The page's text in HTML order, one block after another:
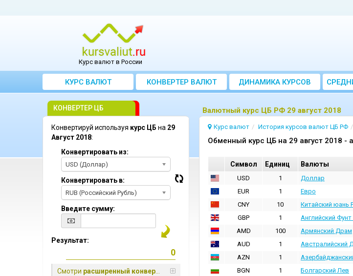
Курс валют в России
КУРС ВАЛЮТ КОНВЕРТЕР ВАЛЮТ ДИНАМИКА КУРСОВ
Bалютный курс ЦБ РФ 29 август 2018
Курс валют История курсов валют ЦБ РФ
Oбменный курс ЦБ на 29 август 2018 -
Cимвол Единиц Валюты
USD 1 Доллар
EUR
1 Евро
CNY
10 Китайский юань
GBP
1 Английский
AMD
100 Армянский Драм
AUD
1 Австралийский
AZN
1
BGN
1 Болгарский Лев
КОНВЕРТЕР ЦБ
Конвертируй используя курс ЦБ на 29
Август 2018:
Конвертировать из:
USD (Доллар)
Конвертировать в:
RUB (Российский Рубль)
Введите сумму:
Результат:
Смотри расширенный конвертер